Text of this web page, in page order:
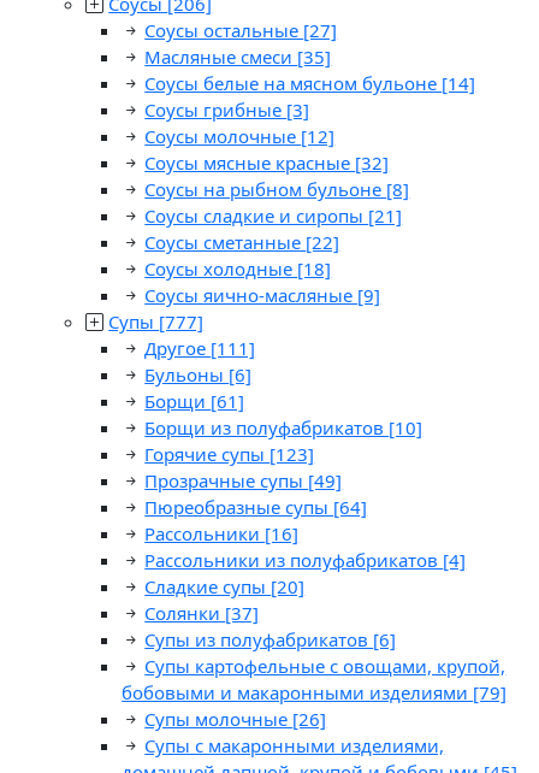
Соусы остальные [27]
Масляные смеси [35]
Соусы белые на мясном бульоне [14]
Соусы грибные [3]
Соусы молочные [12]
Соусы мясные красные [32]
Соусы на рыбном бульоне [8]
Соусы сладкие и сиропы [21]
Соусы сметанные [22]
Соусы холодные [18]
Соусы яично-масляные [9]
Супы [777]
Другое [111]
Бульоны [6]
Борщи [61]
Борщи из полуфабрикатов [10]
Горячие супы [123]
Прозрачные супы [49]
Пюреобразные супы [64]
Рассольники [16]
Рассольники из полуфабрикатов [4]
Сладкие супы [20]
Солянки [37]
Супы из полуфабрикатов [6]
Супы картофельные с овощами, крупой,
бобовыми и макаронными изделиями [79]
Супы молочные [26]
Супы с макаронными изделиями,